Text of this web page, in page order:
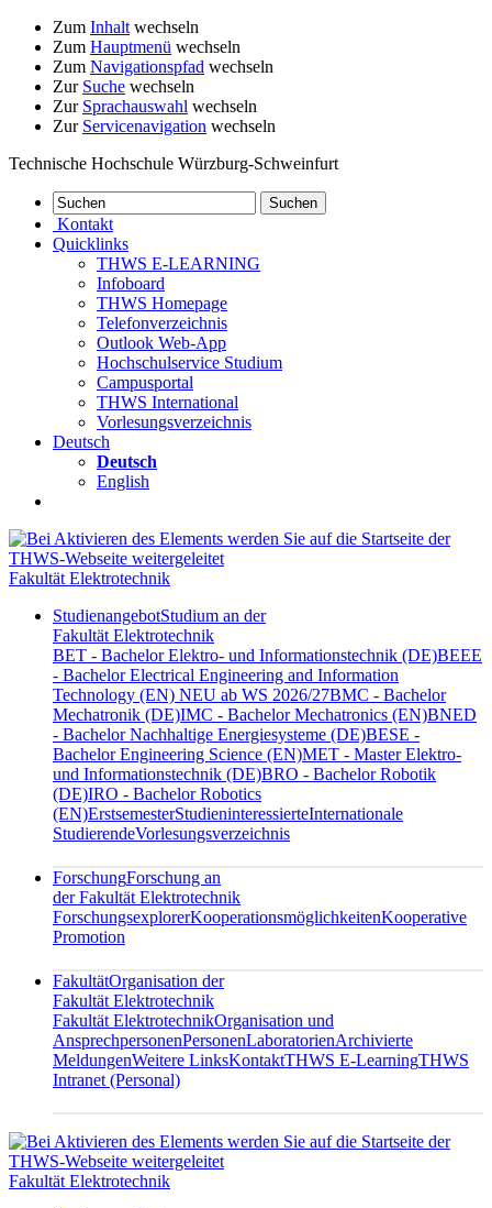
Zum Inhalt wechseln
Zum Hauptmenü wechseln
Zum Navigationspfad wechseln
Zur Suche wechseln
Zur Sprachauswahl wechseln
Zur Servicenavigation wechseln
Technische Hochschule Würzburg-Schweinfurt
Kontakt
Quicklinks
THWS E-LEARNING
Infoboard
THWS Homepage
Telefonverzeichnis
Outlook Web-App
Hochschulservice Studium
Campusportal
THWS International
Vorlesungsverzeichnis
Deutsch
Deutsch
English
Fakultät Elektrotechnik
StudienangebotStudium an der
Fakultät Elektrotechnik
BET - Bachelor Elektro- und Informationstechnik (DE)BEEE
- Bachelor Electrical Engineering and Information
Technology (EN) NEU ab WS 2026/27BMC - Bachelor
Mechatronik (DE)IMC - Bachelor Mechatronics (EN)BNED
- Bachelor Nachhaltige Energiesysteme (DE)BESE -
Bachelor Engineering Science (EN)MET - Master Elektro-
und Informationstechnik (DE)BRO - Bachelor Robotik
(DE)IRO - Bachelor Robotics
(EN)ErstsemesterStudieninteressierteInternationale
StudierendeVorlesungsverzeichnis
ForschungForschung an
der Fakultät Elektrotechnik
ForschungsexplorerKooperationsmöglichkeitenKooperative
Promotion
FakultätOrganisation der
Fakultät Elektrotechnik
Fakultät ElektrotechnikOrganisation und
AnsprechpersonenPersonenLaboratorienArchivierte
MeldungenWeitere LinksKontaktTHWS E-LearningTHWS
Intranet (Personal)
Fakultät Elektrotechnik